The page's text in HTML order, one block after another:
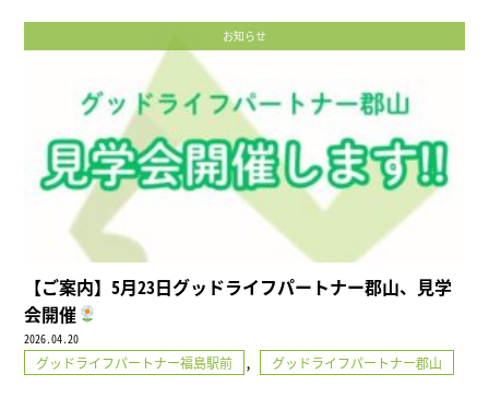
お知らせ
【ご案内】5月23日グッドライフパートナー郡山、見学
会開催
2026.04.20
グッドライフパートナー福島駅前 , グッドライフパートナー郡山